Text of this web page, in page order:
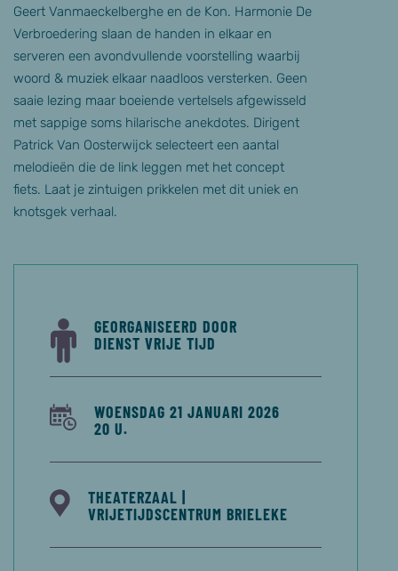
Geert Vanmaeckelberghe en de Kon. Harmonie De
Verbroedering slaan de handen in elkaar en
serveren een avondvullende voorstelling waarbij
woord & muziek elkaar naadloos versterken. Geen
saaie lezing maar boeiende vertelsels afgewisseld
met sappige soms hilarische anekdotes. Dirigent
Patrick Van Oosterwijck selecteert een aantal
melodieën die de link leggen met het concept
fiets. Laat je zintuigen prikkelen met dit uniek en
knotsgek verhaal.
GEORGANISEERD DOOR
DIENST VRIJE TIJD
WOENSDAG 21 JANUARI 2026
20 U.
THEATERZAAL |
VRIJETIJDSCENTRUM BRIELEKE